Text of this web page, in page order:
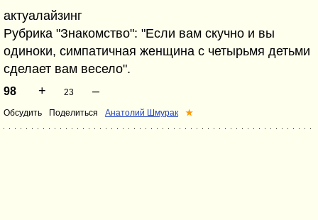
актуалайзинг
Рубрика "Знакомство": "Если вам скучно и вы
одиноки, симпатичная женщина с четырьмя детьми
сделает вам весело".
98 + 23 –
Обсудить Поделиться Анатолий Шмурак ★